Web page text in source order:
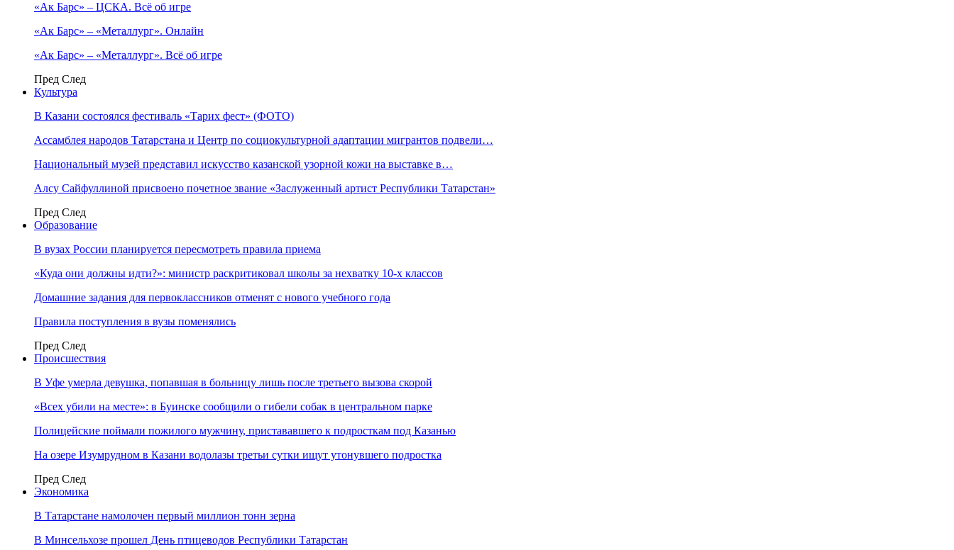
«Ак Барс» – ЦСКА. Всё об игре
«Ак Барс» – «Металлург». Онлайн
«Ак Барс» – «Металлург». Всё об игре
Пред След
Культура
В Казани состоялся фестиваль «Тарих фест» (ФОТО)
Ассамблея народов Татарстана и Центр по социокультурной адаптации мигрантов подвели…
Национальный музей представил искусство казанской узорной кожи на выставке в…
Алсу Сайфуллиной присвоено почетное звание «Заслуженный артист Республики Татарстан»
Пред След
Образование
В вузах России планируется пересмотреть правила приема
«Куда они должны идти?»: министр раскритиковал школы за нехватку 10-х классов
Домашние задания для первоклассников отменят с нового учебного года
Правила поступления в вузы поменялись
Пред След
Происшествия
В Уфе умерла девушка, попавшая в больницу лишь после третьего вызова скорой
«Всех убили на месте»: в Буинске сообщили о гибели собак в центральном парке
Полицейские поймали пожилого мужчину, пристававшего к подросткам под Казанью
На озере Изумрудном в Казани водолазы третьи сутки ищут утонувшего подростка
Пред След
Экономика
В Татарстане намолочен первый миллион тонн зерна
В Минсельхозе прошел День птицеводов Республики Татарстан